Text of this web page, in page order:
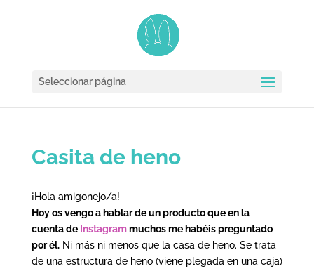
Seleccionar página
Casita de heno
¡Hola amigonejo/a!
Hoy os vengo a hablar de un producto que en la
cuenta de Instagrammuchos me habéis preguntado
por él.Ni más ni menos que la casa de heno. Se trata
de una estructura de heno (viene plegada en una caja)